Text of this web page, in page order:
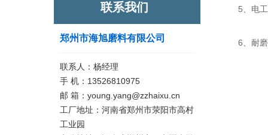
联系我们
郑州市海旭磨料有限公司
联系人：杨经理
手 机：13526810975
邮 箱：young.yang@zzhaixu.cn
工厂地址：河南省郑州市荥阳市高村
工业园
5、电工化
6、耐磨行